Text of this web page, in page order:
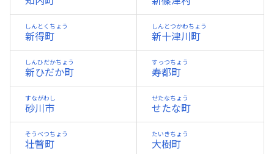
新得町
しんとくちょう
新十津川町
しんとつかわちょう
新ひだか町
しんひだかちょう
寿都町
すっつちょう
砂川市
すながわし
せたな町
せたなちょう
壮瞥町
そうべつちょう
大樹町
たいきちょう